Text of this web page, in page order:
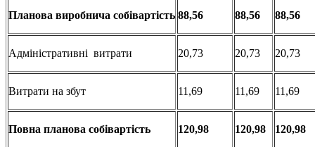
Планова виробнича собівартість 88,56 88,56 88,56
Адміністративні витрати 20,73 20,73 20,73
Витрати на збут 11,69 11,69 11,69
Повна планова собівартість 120,98 120,98 120,98